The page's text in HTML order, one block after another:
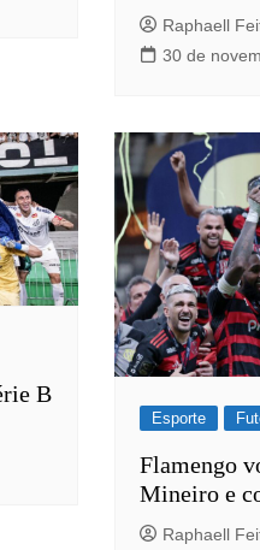
Raphaell
30 de
B
Esporte
Flamengo
Mineiro e
Raphaell